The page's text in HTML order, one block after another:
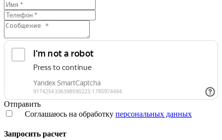
Отправить
Соглашаюсь на обработку персональных данных
Запросить расчет